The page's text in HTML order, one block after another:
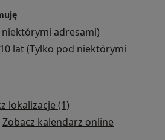
oraz pozabiegowej
pacjentów do zabiegu,
urazów sportowych
adresami)
lat (Tylko pod niektórymi
lokalizacje (1)
Zobacz kalendarz online